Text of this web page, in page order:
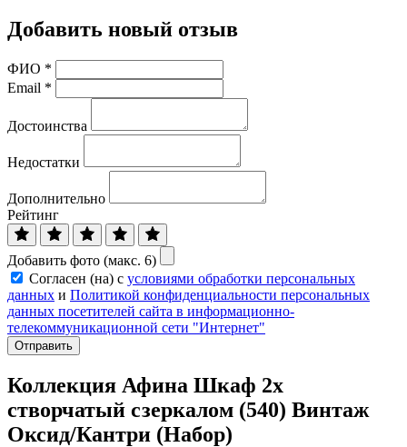
Добавить новый отзыв
ФИО *
Email *
Достоинства
Недостатки
Дополнительно
Рейтинг
Добавить фото (макс. 6)
Согласен (на) с условиями обработки персональных
данных и Политикой конфиденциальности персональных
данных посетителей сайта в информационно-
телекоммуникационной сети "Интернет"
Отправить
Коллекция Афина Шкаф 2х
створчатый сзеркалом (540) Винтаж
Оксид/Кантри (Набор)